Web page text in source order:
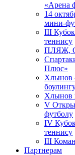
«Арена
14
мини-
III Кубок
теннису
ПЛЯЖ,
Плюс»
Хлынов
Хлынов
V
футболу
IV
теннису
III
Партнерам